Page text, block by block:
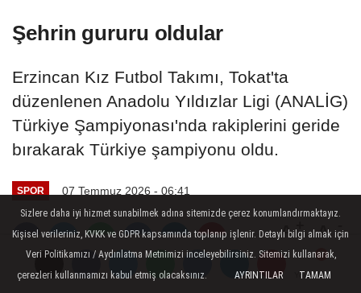
Yorumlar
Şehrin gururu oldular
Erzincan Kız Futbol Takımı, Tokat'ta
düzenlenen Anadolu Yıldızlar Ligi (ANALİG)
Türkiye Şampiyonası'nda rakiplerini geride
bırakarak Türkiye şampiyonu oldu.
SPOR 07 Temmuz 2026 - 06:41
Yorumlar
A A
Sizlere daha iyi hizmet sunabilmek adına sitemizde çerez konumlandırmaktayız.
Kişisel verileriniz, KVKK ve GDPR kapsamında toplanıp işlenir. Detaylı bilgi almak için
Veri Politikamızı / Aydınlatma Metnimizi inceleyebilirsiniz. Sitemizi kullanarak,
çerezleri kullanmamızı kabul etmiş olacaksınız.
AYRINTILAR TAMAM